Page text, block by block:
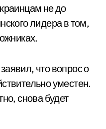
не до
лидера в том,
что вопрос о
уместен.
снова будет